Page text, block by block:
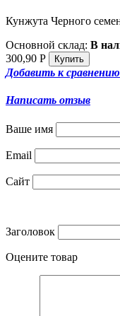
Кунжута Черного
Основной склад: В
300,90 Р
Добавить к сравнению
Написать отзыв
Ваше имя
Email
Сайт
Заголовок
Оцените товар